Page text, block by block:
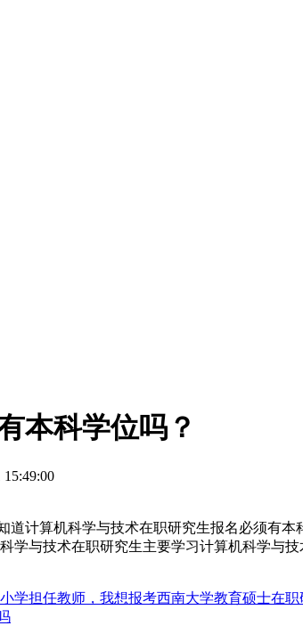
本科学位吗？
算机科学与技术在职研究生报名必须有本
技术在职研究生主要学习计算机科学与技
学担任教师，我想报考西南大学教育硕士在